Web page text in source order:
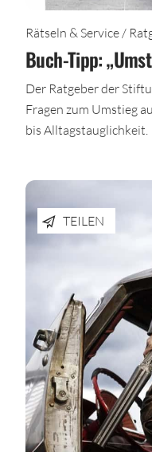
Rätseln & Service /
Buch-Tipp:
Der Ratgeber der
Fragen zum Umstieg
bis Alltagstauglichkeit.
TEILEN